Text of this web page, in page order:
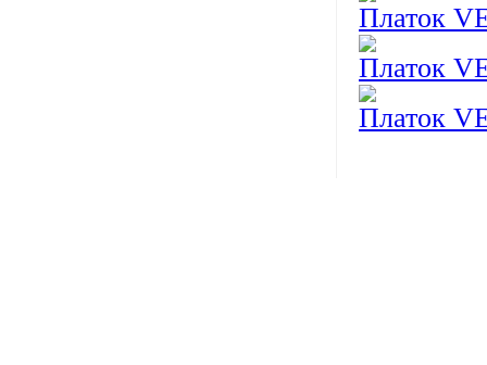
Платок
Платок
Платок